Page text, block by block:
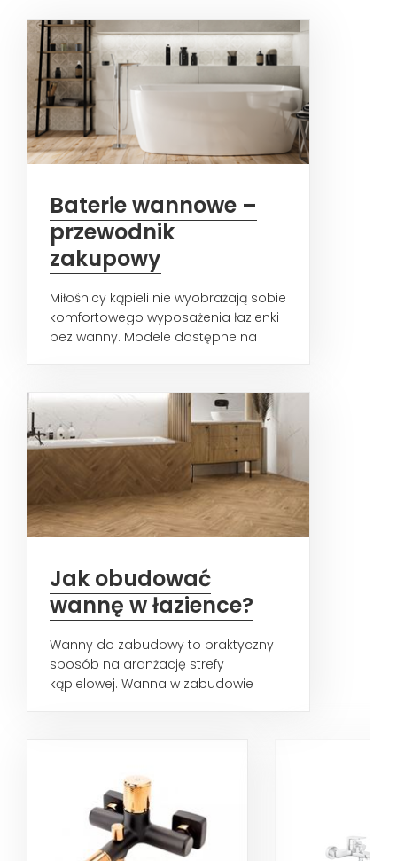
Baterie wannowe –
przewodnik
zakupowy
Miłośnicy kąpieli nie wyobrażają sobie
komfortowego wyposażenia łazienki
bez wanny. Modele dostępne na
Jak obudować
wannę w łazience?
Wanny do zabudowy to praktyczny
sposób na aranżację strefy
kąpielowej. Wanna w zabudowie